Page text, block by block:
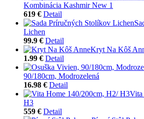
Kombinácia Kashmir New 1
619 € Detail
Lichen
99.9 € Detail
Kryt Na Kôš
1.99 € Detail
90/180cm, Modrozelená
16.98 € Detail
Vita
H3
559 € Detail